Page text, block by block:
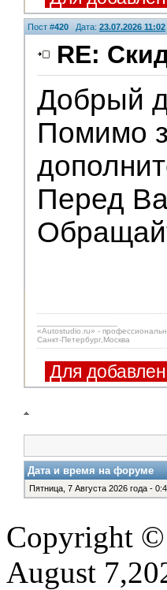
Пост #420 Дата: 23.07.2026 11:02
RE:
Добрый
Помимо
Перед
«Autostudio.ru» -
Санкт-Петербург,Москва
Для
Дата и время на форуме
Пятница, 7 Августа 2026 года -
Copyright ©
August